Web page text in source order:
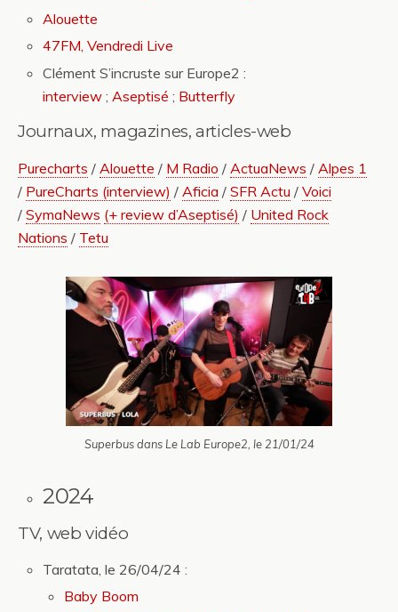
Alouette
47FM, Vendredi Live
Clément S’incruste sur Europe2 :
interview ; Aseptisé ; Butterfly
Journaux, magazines, articles-web
Purecharts / Alouette / M Radio / ActuaNews / Alpes 1
/ PureCharts (interview) / Aficia / SFR Actu / Voici
/ SymaNews (+ review d’Aseptisé) / United Rock
Nations / Tetu
Superbus dans Le Lab Europe2, le 21/01/24
2024
TV, web vidéo
Taratata, le 26/04/24 :
Baby Boom